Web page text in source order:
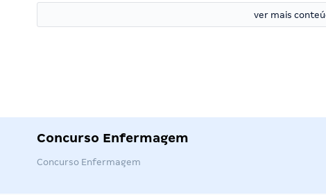
ver mais
Concurso Enfermagem
Concurso Enfermagem